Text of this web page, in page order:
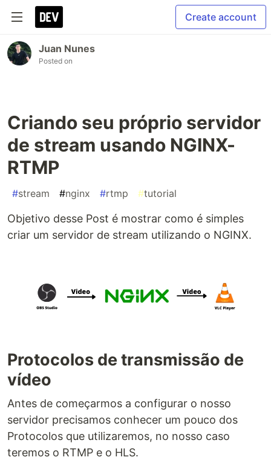
Create account
Juan Nunes
Posted on
Criando seu próprio servidor
de stream usando NGINX-
RTMP
#stream #nginx #rtmp #tutorial
Objetivo desse Post é mostrar como é simples
criar um servidor de stream utilizando o NGINX.
Protocolos de transmissão de
vídeo
Antes de começarmos a configurar o nosso
servidor precisamos conhecer um pouco dos
Protocolos que utilizaremos, no nosso caso
teremos o RTMP e o HLS.